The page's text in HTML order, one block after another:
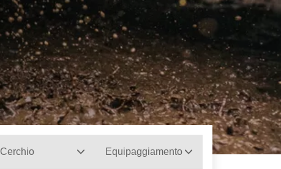
Cerchio Equipaggiamento